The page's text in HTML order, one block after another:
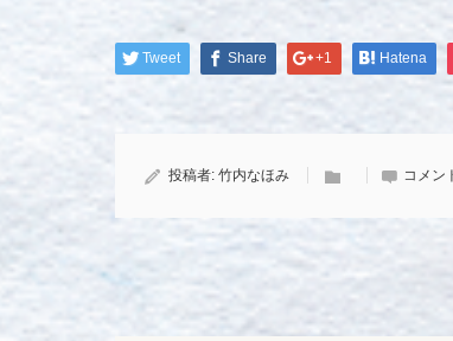
Tweet Share +1 Hatena
投稿者: 竹内なほみ コメン